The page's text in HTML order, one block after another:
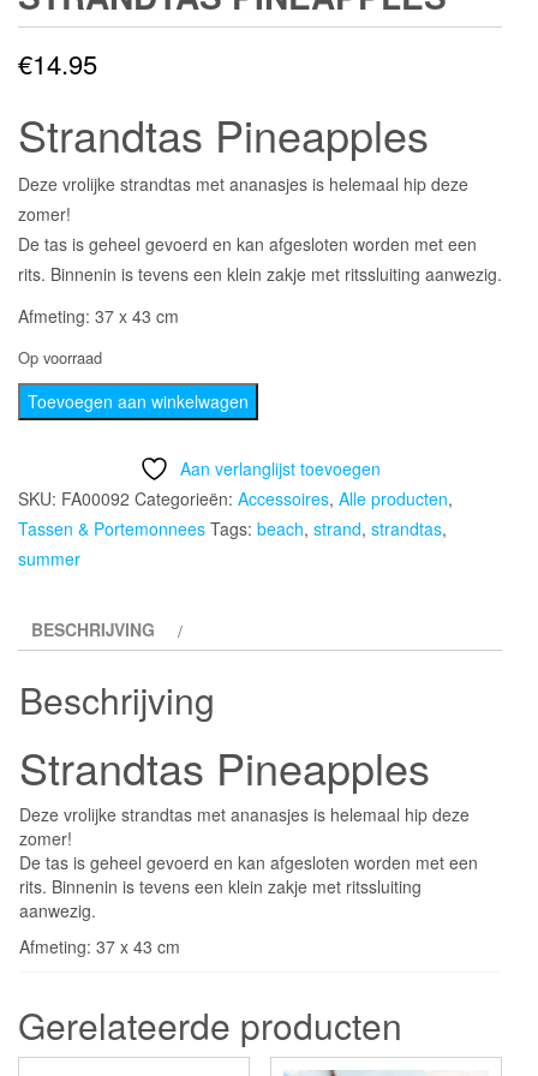
€14.95
Strandtas Pineapples
Deze vrolijke strandtas met ananasjes is helemaal hip deze
zomer!
De tas is geheel gevoerd en kan afgesloten worden met een
rits. Binnenin is tevens een klein zakje met ritssluiting aanwezig.
Afmeting: 37 x 43 cm
Op voorraad
Strandtas
Pineapples
Toevoegen aan winkelwagen
Aan verlanglijst toevoegen
SKU: FA00092 Categorieën: Accessoires, Alle producten,
Tassen & Portemonnees Tags: beach, strand, strandtas,
summer
BESCHRIJVING
Beschrijving
Strandtas Pineapples
Deze vrolijke strandtas met ananasjes is helemaal hip deze
zomer!
De tas is geheel gevoerd en kan afgesloten worden met een
rits. Binnenin is tevens een klein zakje met ritssluiting
aanwezig.
Afmeting: 37 x 43 cm
Gerelateerde producten